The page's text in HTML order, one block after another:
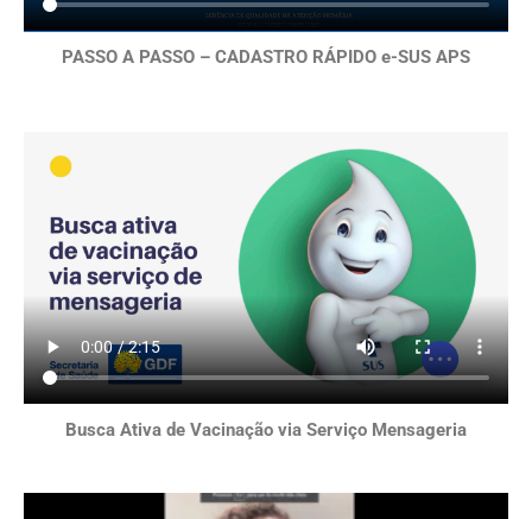
PASSO A PASSO – CADASTRO RÁPIDO e-SUS APS
Busca Ativa de Vacinação via Serviço Mensageria